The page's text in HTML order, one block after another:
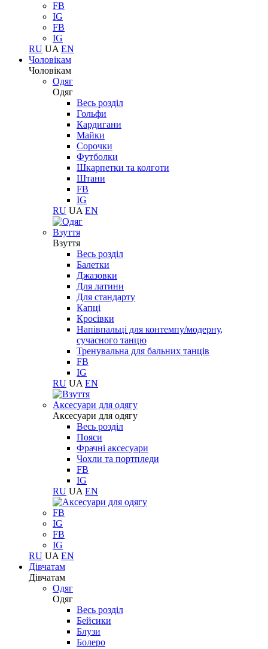
FB
IG
FB
IG
RU UA EN
Чоловікам
Чоловікам
Одяг
Одяг
Весь розділ
Гольфи
Кардигани
Майки
Сорочки
Футболки
Шкарпетки та колготи
Штани
FB
IG
RU UA EN
Взуття
Взуття
Весь розділ
Балетки
Джазовки
Для латини
Для стандарту
Капці
Кросівки
Напівпальці для контемпу/модерну,
сучасного танцю
Тренувальна для бальних танців
FB
IG
RU UA EN
Aксесуари для одягу
Aксесуари для одягу
Весь розділ
Пояси
Фрачні аксесуари
Чохли та портпледи
FB
IG
RU UA EN
FB
IG
FB
IG
RU UA EN
Дівчатам
Дівчатам
Одяг
Одяг
Весь розділ
Бейсики
Блузи
Болеро